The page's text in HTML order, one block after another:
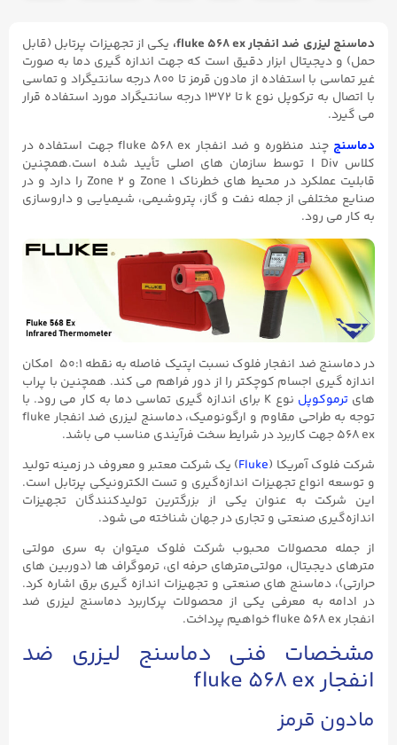
دماسنج لیزری ضد انفجار fluke ۵۶۸ ex،
یکی از تجهیزات پرتابل (قابل
حمل) و دیجیتال ابزار دقیق است که جهت اندازه گیری دما به صورت
غیر تماسی با استفاده از مادون قرمز تا ۸۰۰ درجه سانتیگراد و تماسی
با اتصال به ترکوپل نوع k تا ۱۳۷۲ درجه سانتیگراد مورد استفاده قرار
می گیرد.
دماسنج
چند منظوره و ضد انفجار fluke ۵۶۸ ex جهت استفاده در
کلاس I Div توسط سازمان های اصلی تأیید شده است.همچنین
قابلیت عملکرد در محیط های خطرناک Zone ۱ و Zone ۲ را دارد و در
صنایع مختلفی از جمله نفت و گاز، پتروشیمی، شیمیایی و داروسازی
به کار می رود.
در دماسنج ضد انفجار فلوک نسبت اپتیک فاصله به نقطه ۵۰:۱ امکان
اندازه گیری اجسام کوچکتر را از دور فراهم می کند. همچنین با پراب
هایترموکوپل
نوع K برای اندازه گیری تماسی دما به کار می رود. با
توجه به طراحی مقاوم و ارگونومیک، دماسنج لیزری ضد انفجار fluke
۵۶۸ ex جهت کاربرد در شرایط سخت فرآیندی مناسب می باشد.
شرکت فلوک آمریکا (Fluke) یک شرکت معتبر و معروف در زمینه تولید
و توسعه انواع تجهیزات اندازه‌گیری و تست الکترونیکی پرتابل است.
این شرکت به عنوان یکی از بزرگترین تولیدکنندگان تجهیزات
اندازه‌گیری صنعتی و تجاری در جهان شناخته می‌ شود.
از جمله محصولات محبوب شرکت فلوک میتوان به سری مولتی‌
مترهای دیجیتال، مولتی‌مترهای حرفه‌ ای، ترموگراف‌ ها (دوربین‌ های
حرارتی)، دماسنج‌ های صنعتی و تجهیزات اندازه‌ گیری برق اشاره کرد.
در ادامه به معرفی یکی از محصولات پرکاربرد دماسنج لیزری ضد
انفجار fluke ۵۶۸ ex خواهیم پرداخت.
مشخصات فنی دماسنج لیزری ضد
انفجار fluke ۵۶۸ ex
مادون قرمز